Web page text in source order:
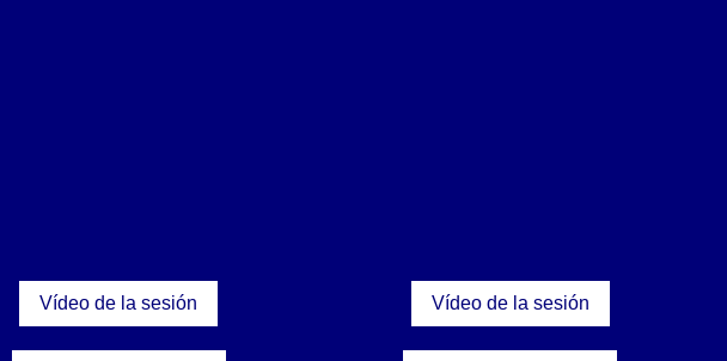
Vídeo de la sesión Vídeo de la sesión